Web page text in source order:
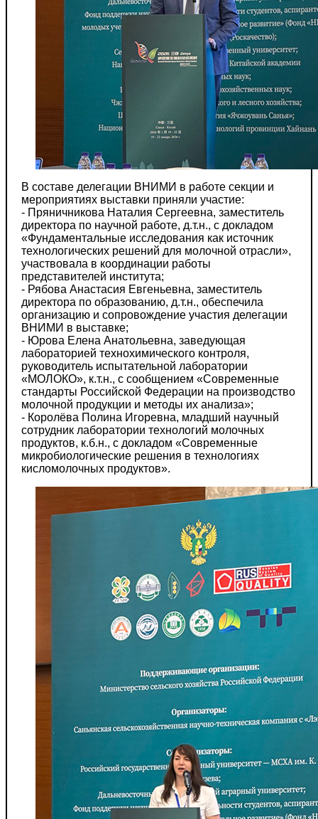
В составе делегации ВНИМИ в работе секции и
мероприятиях выставки приняли участие:
- Пряничникова Наталия Сергеевна, заместитель
директора по научной работе, д.т.н., с докладом
«Фундаментальные исследования как источник
технологических решений для молочной отрасли»,
участвовала в координации работы
представителей института;
- Рябова Анастасия Евгеньевна, заместитель
директора по образованию, д.т.н., обеспечила
организацию и сопровождение участия делегации
ВНИМИ в выставке;
- Юрова Елена Анатольевна, заведующая
лабораторией технохимического контроля,
руководитель испытательной лаборатории
«МОЛОКО», к.т.н., с сообщением «Современные
стандарты Российской Федерации на производство
молочной продукции и методы их анализа»;
- Королёва Полина Игоревна, младший научный
сотрудник лаборатории технологий молочных
продуктов, к.б.н., с докладом «Современные
микробиологические решения в технологиях
кисломолочных продуктов».